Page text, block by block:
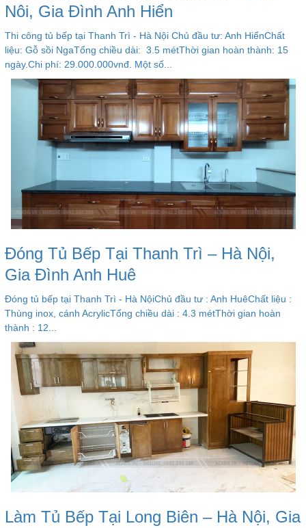
Nôi, Gia Đình Anh Hiển
Thi công tủ bếp tại Thanh Trì - Hà Nội Chủ đầu tư: Anh HiểnChất
liệu: Gỗ sồi NgaTổng chiều dài: 3.5 métThời gian hoàn thành: 15
ngày.Chi phí: 29.000.000vnđ. Một số...
Đóng Tủ Bếp Tại Thanh Trì – Hà Nội,
Gia Đình Anh Huê
Đóng tủ bếp tại Thanh Trì - Hà NộiChủ đầu tư : Anh HuêChất liệu :
Thùng inox, cánh AcrylicTổng chiều dài : 4.3 métThời gian hoàn
thành : 12...
Làm Tủ Bếp Tại Long Biên – Hà Nội, Gia